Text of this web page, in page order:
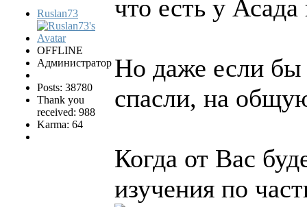
Ruslan73
OFFLINE
Администратор
Posts: 38780
Thank you
received: 988
Karma: 64
что есть у
Но даже если
спасли, на
Когда от Вас
изучения по